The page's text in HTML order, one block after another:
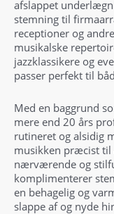
afslappet
stemning til
receptioner og
musikalske
jazzklassikere og
passer perfekt til
Med en baggrund
mere end 20 års
rutineret og alsidig
musikken præcist til
nærværende og
komplimenterer
en behagelig og
slappe af og nyde